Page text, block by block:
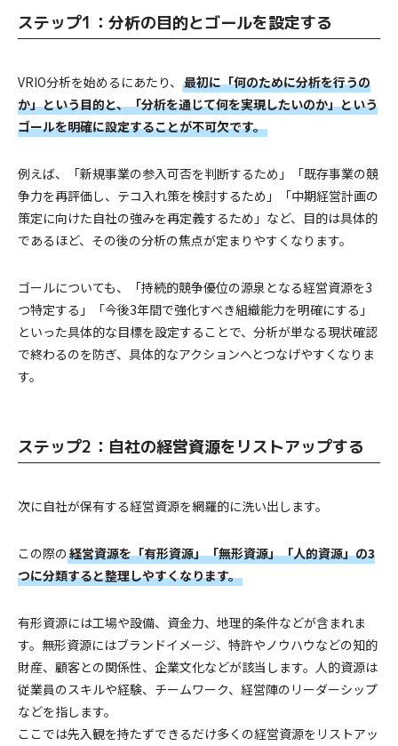
ステップ1：分析の目的とゴールを設定する
VRIO分析を始めるにあたり、 最初に「何のために分析を行うの
か」という目的と、「分析を通じて何を実現したいのか」という
ゴールを明確に設定することが不可欠です。
例えば、「新規事業の参入可否を判断するため」「既存事業の競
争力を再評価し、テコ入れ策を検討するため」「中期経営計画の
策定に向けた自社の強みを再定義するため」など、目的は具体的
であるほど、その後の分析の焦点が定まりやすくなります。
ゴールについても、「持続的競争優位の源泉となる経営資源を3
つ特定する」「今後3年間で強化すべき組織能力を明確にする」
といった具体的な目標を設定することで、分析が単なる現状確認
で終わるのを防ぎ、具体的なアクションへとつなげやすくなりま
す。
ステップ2：自社の経営資源をリストアップする
次に自社が保有する経営資源を網羅的に洗い出します。
この際の経営資源を「有形資源」「無形資源」「人的資源」の3
つに分類すると整理しやすくなります。
有形資源には工場や設備、資金力、地理的条件などが含まれま
す。無形資源にはブランドイメージ、特許やノウハウなどの知的
財産、顧客との関係性、企業文化などが該当します。人的資源は
従業員のスキルや経験、チームワーク、経営陣のリーダーシップ
などを指します。
ここでは先入観を持たずできるだけ多くの経営資源をリストアッ